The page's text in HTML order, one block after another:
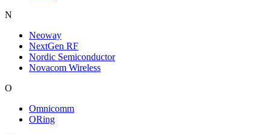
N
Neoway
NextGen RF
Nordic Semiconductor
Novacom Wireless
O
Omnicomm
ORing